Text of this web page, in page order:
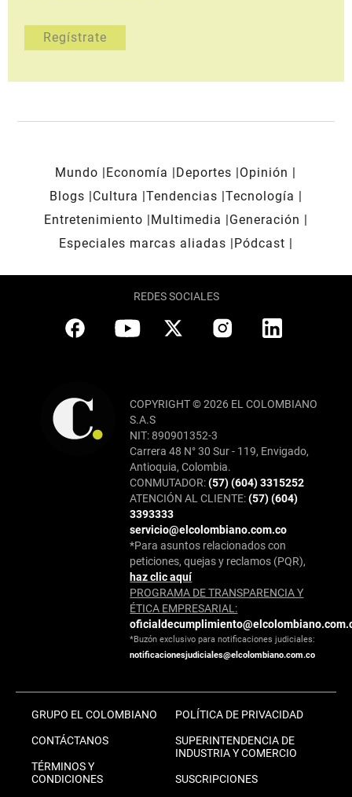
Mundo Economía Deportes
Opinión
Blogs
Cultura Tendencias Tecnología
Entretenimiento
Multimedia
Generación
Especiales marcas aliadas
Pódcast
REDES SOCIALES
COPYRIGHT © 2026 EL COLOMBIANO
S.A.S
NIT: 890901352-3
Carrera 48 N° 30 Sur - 119, Envigado,
Antioquia, Colombia.
CONMUTADOR:(57) (604) 3315252
ATENCIÓN AL CLIENTE:(57) (604)
3393333
servicio@elcolombiano.com.co
*Para asuntos relacionados con
peticiones, quejas y reclamos (PQR),
haz clic aquí
PROGRAMA DE TRANSPARENCIA Y
ÉTICA EMPRESARIAL:
*Buzón exclusivo para notificaciones judiciales:
notificacionesjudiciales@elcolombiano.com.co
GRUPO EL COLOMBIANO
CONTÁCTANOS
TÉRMINOS Y
CONDICIONES
POLÍTICA DE PRIVACIDAD
SUPERINTENDENCIA DE
INDUSTRIA Y COMERCIO
SUSCRIPCIONES